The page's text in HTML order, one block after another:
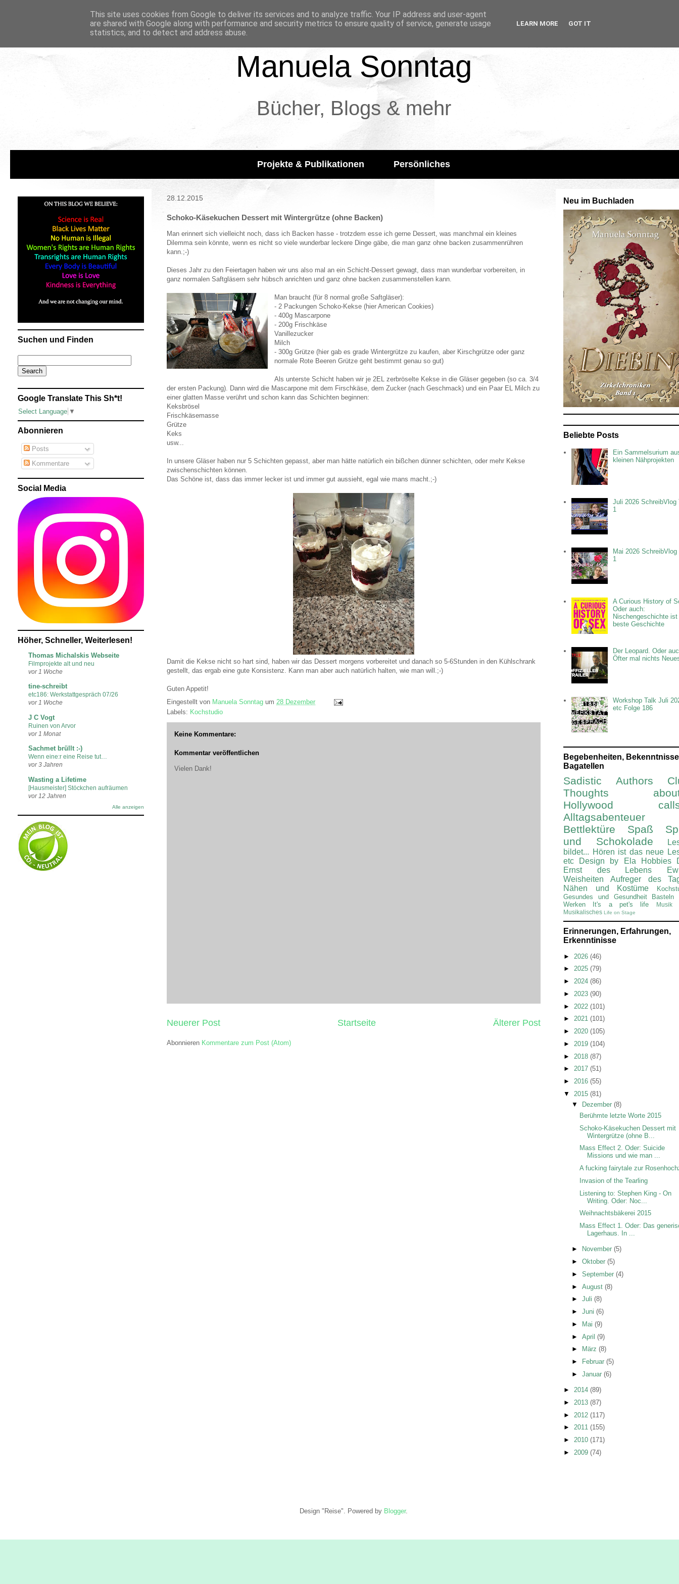
Manuela Sonntag
Bücher, Blogs & mehr
Projekte & Publikationen Persönliches
28.12.2015
Schoko-Käsekuchen Dessert mit Wintergrütze (ohne Backen)
Man erinnert sich vielleicht noch, dass ich Backen hasse - trotzdem esse ich gerne Dessert, was manchmal ein kleines
Dilemma sein könnte, wenn es nicht so viele wunderbar leckere Dinge gäbe, die man ganz ohne backen zusammenrühren
kann.;-)
Dieses Jahr zu den Feiertagen haben wir uns also mal an ein Schicht-Dessert gewagt, dass man wunderbar vorbereiten, in
ganz normalen Saftgläsern sehr hübsch anrichten und ganz ohne backen zusammenstellen kann.
Man braucht (für 8 normal große Saftgläser):
- 2 Packungen Schoko-Kekse (hier American Cookies)
- 400g Mascarpone
- 200g Frischkäse
Vanillezucker
Milch
- 300g Grütze (hier gab es grade Wintergrütze zu kaufen, aber Kirschgrütze oder ganz
normale Rote Beeren Grütze geht bestimmt genau so gut)
Als unterste Schicht haben wir je 2EL zerbröselte Kekse in die Gläser gegeben (so ca. 3/4
der ersten Packung). Dann wird die Mascarpone mit dem Firschkäse, dem Zucker (nach Geschmack) und ein Paar EL Milch zu
einer glatten Masse verührt und schon kann das Schichten beginnen:
Keksbrösel
Frischkäsemasse
Grütze
Keks
usw...
In unsere Gläser haben nur 5 Schichten gepasst, aber man hätte natürlich ein bißchen dünner schichten, oder mehr Kekse
zwischenschichten können.
Das Schöne ist, dass das immer lecker ist und immer gut aussieht, egal wie mans macht.;-)
Damit die Kekse nicht so hart sind, haben wir das Dessert morgens vorbereitet und danach so 5-6Stunden in den Kühlschrank
gestellt, das ergab eine gute Konsistenz. Kann man aber auch natürlich halten, wie man will.;-)
Guten Appetit!
Eingestellt von Manuela Sonntag um 28 Dezember
Labels: Kochstudio
Keine Kommentare:
Kommentar veröffentlichen
Vielen Dank!
Neuerer Post Älterer Post
Startseite
Abonnieren Kommentare zum Post (Atom)
Suchen und Finden
Google Translate This Sh*t!
Select Language ▼
Abonnieren
Posts
Kommentare
Social Media
Höher, Schneller, Weiterlesen!
Thomas Michalskis Webseite
Filmprojekte alt und neu
vor 1 Woche
tine-schreibt
etc186: Werkstattgespräch 07/26
vor 1 Woche
J C Vogt
Ruinen von Arvor
vor 1 Monat
Sachmet brüllt :-)
Wenn eine:r eine Reise tut…
vor 3 Jahren
Wasting a Lifetime
[Hausmeister] Stöckchen aufräumen
vor 12 Jahren
Alle anzeigen
Neu im Buchladen
Beliebte Posts
Ein Sammelsurium
kleinen Nähprojekten
Juli 2026 SchreibVlog
1
Mai 2026 SchreibVlog
1
A Curious History of
Oder auch:
Nischengeschichte ist
beste Geschichte
Der Leopard. Oder
Öfter mal nichts
Workshop Talk Juli
etc Folge 186
Begebenheiten,
Bagatellen
Sadistic Authors
Thoughts
Hollywood
Alltagsabenteuer
Bettlektüre
Spaß
und Schokolade
bildet... Hören ist das neue
etc
Design by Ela Hobbies
Ernst des Lebens
Weisheiten
Aufreger des
Nähen und Kostüme
Gesundes und Gesundheit
Basteln
Werken
It's a pet's life
Musik
Musikalisches Life on Stage
Erinnerungen, Erfahrungen,
Erkenntinisse
► 2026 (46)
► 2025 (79)
► 2024 (86)
► 2023 (90)
► 2022 (101)
► 2021 (101)
► 2020 (105)
► 2019 (104)
► 2018 (87)
► 2017 (51)
► 2016 (55)
▼ 2015 (81)
▼
Dezember (8)
Berühmte letzte Worte 2015
Schoko-Käsekuchen Dessert mit
Wintergrütze (ohne B...
Mass Effect 2. Oder: Suicide
Missions und wie man ...
A fucking fairytale zur
Invasion of the Tearling
Listening to: Stephen King - On
Writing. Oder: Noc...
Weihnachtsbäkerei 2015
Mass Effect 1. Oder: Das
Lagerhaus. In ...
► November (5)
► Oktober (5)
► September (4)
► August (8)
► Juli (8)
► Juni (6)
►
Mai (9)
► April (9)
►
März (8)
►
Februar (5)
► Januar (6)
► 2014 (89)
► 2013 (87)
► 2012 (117)
► 2011 (155)
► 2010 (171)
► 2009 (74)
Design "Reise". Powered by Blogger.
This site uses cookies from Google to deliver its services and to analyze traffic. Your IP address and user-agent
are shared with Google along with performance and security metrics to ensure quality of service, generate usage
statistics, and to detect and address abuse.
LEARN MORE GOT IT